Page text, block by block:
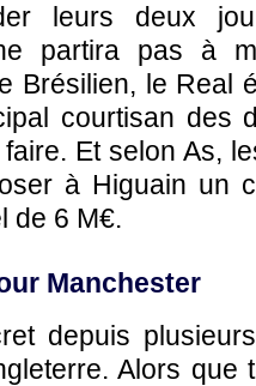
leurs deux
partira pas à
Brésilien, le Real
courtisan des
Et selon As,
à Higuain un
de 6 M€.
Manchester
depuis
Alors que